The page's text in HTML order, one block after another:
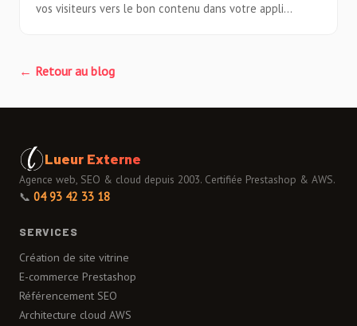
vos visiteurs vers le bon contenu dans votre appli...
← Retour au blog
Lueur Externe
Agence web, SEO & cloud depuis 2003. Certifiée Prestashop & AWS.
📞 04 93 42 33 18
SERVICES
Création de site vitrine
E-commerce Prestashop
Référencement SEO
Architecture cloud AWS